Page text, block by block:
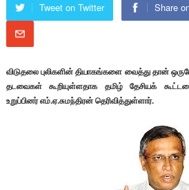
Tweet on Twitter Share
விடுதலை புலிகளின் தியாகங்களை வைத்து தான்
தடவைகள் கூறியுள்ளதாக தமிழ் தேசியக்
உறுப்பினர் எம்.ஏ.சுமந்திரன் தெரிவித்துள்ளார்.